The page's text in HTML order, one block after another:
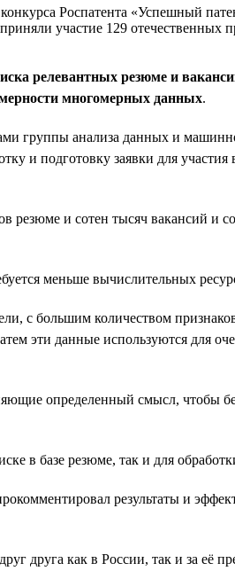
Роспатента «Успешный
участие 129
релевантных резюме и
многомерных данных.
группы анализа данных и
и подготовку заявки для
и сотен тысяч вакансий и
меньше вычислительных
с большим количеством
эти данные используются для
определенный смысл, чтобы
в базе резюме, так и для
результаты и
друга как в России, так и за